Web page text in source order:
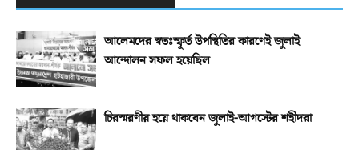
আলেমদের স্বতঃস্ফূর্ত উপস্থিতির কারণেই জুলাই
আন্দোলন সফল হয়েছিল
চিরস্মরণীয় হয়ে থাকবেন জুলাই-আগস্টের শহীদরা